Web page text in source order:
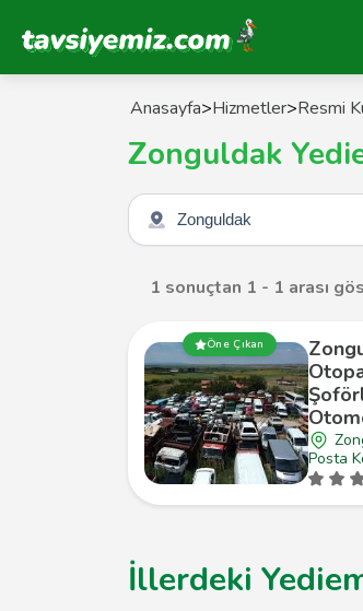
Tavsiyemiz Anasayfa
Anasayfa>Hizmetler>Resmi
Zonguldak
Şehir seçin
1 sonuçtan 1 - 1 arası
Öne Çıkan
Posta
İllerdeki